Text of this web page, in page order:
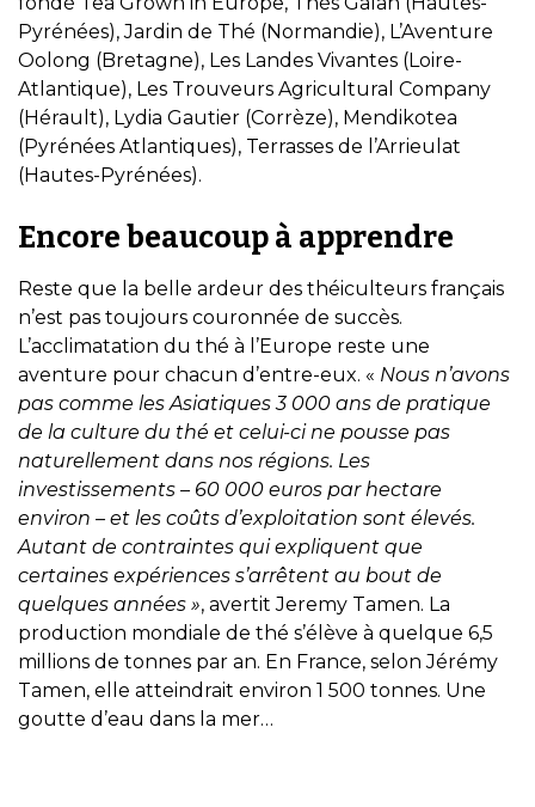
Pyrénées), Jardin de Thé (Normandie), L’Aventure
Oolong (Bretagne), Les Landes Vivantes (Loire-
Atlantique), Les Trouveurs Agricultural Company
(Hérault), Lydia Gautier (Corrèze), Mendikotea
(Pyrénées Atlantiques), Terrasses de l’Arrieulat
(Hautes-Pyrénées).
Encore beaucoup à apprendre
Reste que la belle ardeur des théiculteurs français
n’est pas toujours couronnée de succès.
L’acclimatation du thé à l’Europe reste une
aventure pour chacun d’entre-eux. « Nous n’avons
pas comme les Asiatiques 3 000 ans de pratique
de la culture du thé et celui-ci ne pousse pas
naturellement dans nos régions. Les
investissements – 60 000 euros par hectare
environ – et les coûts d’exploitation sont élevés.
Autant de contraintes qui expliquent que
certaines expériences s’arrêtent au bout de
quelques années », avertit Jeremy Tamen. La
production mondiale de thé s’élève à quelque 6,5
millions de tonnes par an. En France, selon Jérémy
Tamen, elle atteindrait environ 1 500 tonnes. Une
goutte d’eau dans la mer…